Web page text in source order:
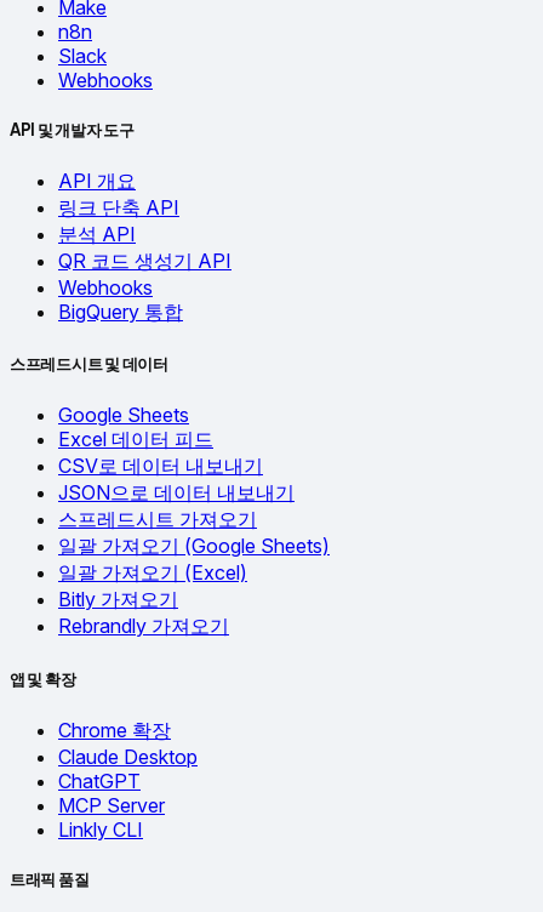
Make
n8n
Slack
Webhooks
API 및 개발자 도구
API 개요
링크 단축 API
분석 API
QR 코드 생성기 API
Webhooks
BigQuery 통합
스프레드시트 및 데이터
Google Sheets
Excel 데이터 피드
CSV로 데이터 내보내기
JSON으로 데이터 내보내기
스프레드시트 가져오기
일괄 가져오기 (Google Sheets)
일괄 가져오기 (Excel)
Bitly 가져오기
Rebrandly 가져오기
앱 및 확장
Chrome 확장
Claude Desktop
ChatGPT
MCP Server
Linkly CLI
트래픽 품질